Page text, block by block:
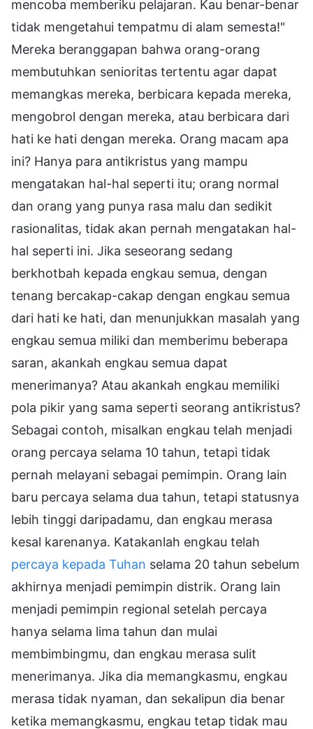
mencoba memberiku pelajaran. Kau benar-benar
tidak mengetahui tempatmu di alam semesta!"
Mereka beranggapan bahwa orang-orang
membutuhkan senioritas tertentu agar dapat
memangkas mereka, berbicara kepada mereka,
mengobrol dengan mereka, atau berbicara dari
hati ke hati dengan mereka. Orang macam apa
ini? Hanya para antikristus yang mampu
mengatakan hal-hal seperti itu; orang normal
dan orang yang punya rasa malu dan sedikit
rasionalitas, tidak akan pernah mengatakan hal-
hal seperti ini. Jika seseorang sedang
berkhotbah kepada engkau semua, dengan
tenang bercakap-cakap dengan engkau semua
dari hati ke hati, dan menunjukkan masalah yang
engkau semua miliki dan memberimu beberapa
saran, akankah engkau semua dapat
menerimanya? Atau akankah engkau memiliki
pola pikir yang sama seperti seorang antikristus?
Sebagai contoh, misalkan engkau telah menjadi
orang percaya selama 10 tahun, tetapi tidak
pernah melayani sebagai pemimpin. Orang lain
baru percaya selama dua tahun, tetapi statusnya
lebih tinggi daripadamu, dan engkau merasa
kesal karenanya. Katakanlah engkau telah
percaya kepada Tuhan selama 20 tahun sebelum
akhirnya menjadi pemimpin distrik. Orang lain
menjadi pemimpin regional setelah percaya
hanya selama lima tahun dan mulai
membimbingmu, dan engkau merasa sulit
menerimanya. Jika dia memangkasmu, engkau
merasa tidak nyaman, dan sekalipun dia benar
ketika memangkasmu, engkau tetap tidak mau